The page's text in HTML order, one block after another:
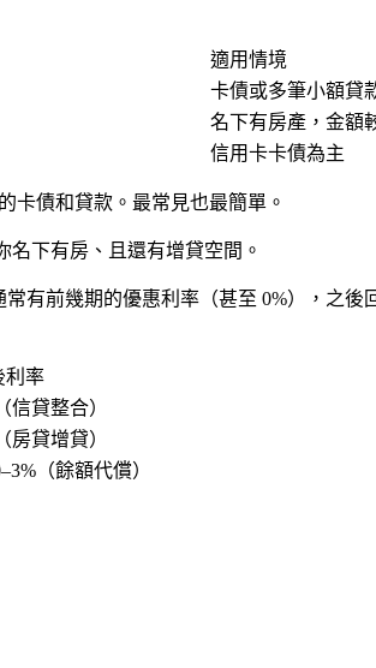
適用情境
卡債或多筆小額貸
名下有房產，金額
信用卡卡債為主
卡債和貸款。最常見也最簡單。
名下有房、且還有增貸空間。
有前幾期的優惠利率（甚至 0%），之後
利率
信貸整合）
房貸增貸）
（餘額代償）